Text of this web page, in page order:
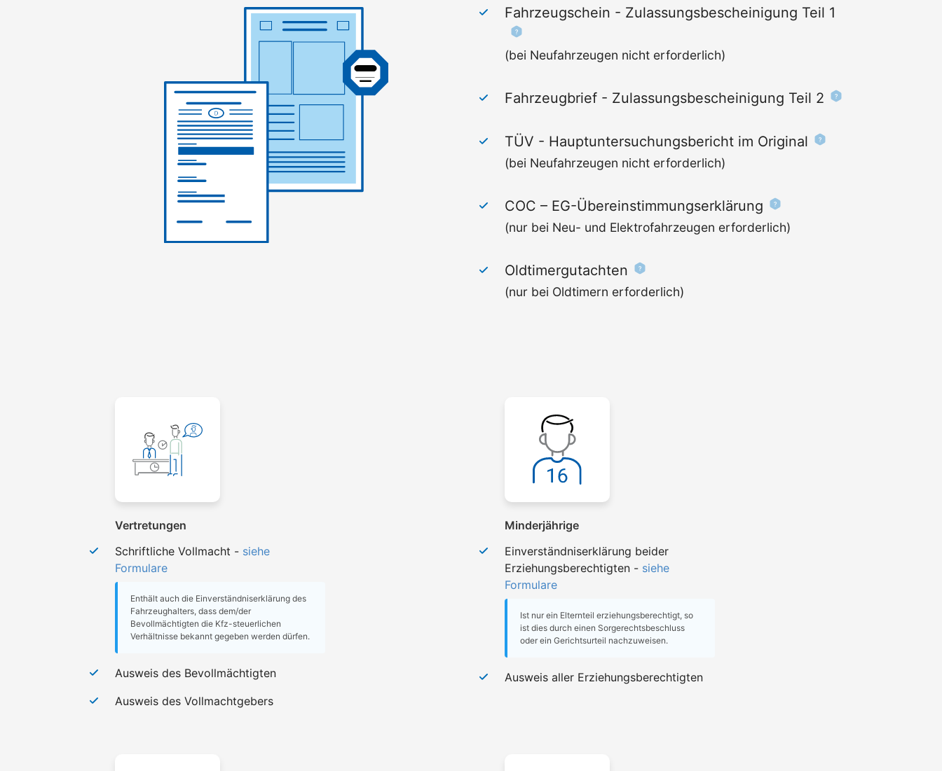
Fahrzeugschein - Zulassungs­bescheinigung Teil 1
(bei Neufahrzeugen nicht erforderlich)
Fahrzeugbrief - Zulassungs­bescheinigung Teil 2
TÜV - Haupt­untersuchungs­bericht im Original
(bei Neufahrzeugen nicht erforderlich)
COC – EG-Übereinstimmungserklärung
(nur bei Neu- und Elektrofahrzeugen erforderlich)
Oldtimergutachten
(nur bei Oldtimern erforderlich)
Vertretungen
Schriftliche Vollmacht - siehe
Formulare
Enthält auch die Einverständniserklärung des
Fahrzeughalters, dass dem/der
Bevollmächtigten die Kfz-steuerlichen
Verhältnisse bekannt gegeben werden dürfen.
Ausweis des Bevollmächtigten
Ausweis des Vollmachtgebers
Minderjährige
Einverständniserklärung beider
Erziehungsberechtigten - siehe
Formulare
Ist nur ein Elternteil erziehungsberechtigt, so
ist dies durch einen Sorgerechtsbeschluss
oder ein Gerichtsurteil nachzuweisen.
Ausweis aller Erziehungsberechtigten